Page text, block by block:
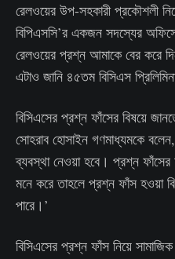
রেলওয়ের উপ-সহকারী প্রকৌশলী
বিপিএসসি’র একজন সদস্যের
রেলওয়ের প্রশ্ন আমাকে বের করে
এটাও জানি ৪৫তম বিসিএস
বিসিএসের প্রশ্ন ফাঁসের বিষয়ে
সোহরাব হোসাইন গণমাধ্যমকে
ব্যবস্থা নেওয়া হবে। প্রশ্ন
মনে করে তাহলে প্রশ্ন ফাঁস হওয়া
পারে।’
বিসিএসের প্রশ্ন ফাঁস নিয়ে